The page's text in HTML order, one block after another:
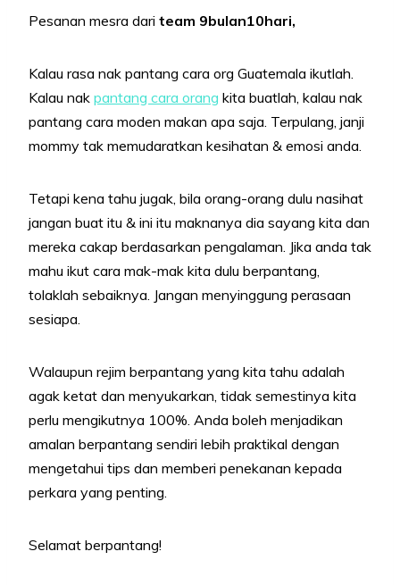
Pesanan mesra dari team 9bulan10hari,
Kalau rasa nak pantang cara org Guatemala ikutlah.
Kalau nak pantang cara orang kita buatlah, kalau nak
pantang cara moden makan apa saja. Terpulang, janji
mommy tak memudaratkan kesihatan & emosi anda.
Tetapi kena tahu jugak, bila orang-orang dulu nasihat
jangan buat itu & ini itu maknanya dia sayang kita dan
mereka cakap berdasarkan pengalaman. Jika anda tak
mahu ikut cara mak-mak kita dulu berpantang,
tolaklah sebaiknya. Jangan menyinggung perasaan
sesiapa.
Walaupun rejim berpantang yang kita tahu adalah
agak ketat dan menyukarkan, tidak semestinya kita
perlu mengikutnya 100%. Anda boleh menjadikan
amalan berpantang sendiri lebih praktikal dengan
mengetahui tips dan memberi penekanan kepada
perkara yang penting.
Selamat berpantang!